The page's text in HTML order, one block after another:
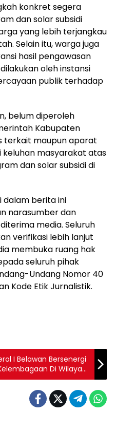
konkret segera
dan solar subsidi
yang lebih terjangkau
Selain itu, warga juga
hasil pengawasan
oleh instansi
publik terhadap
belum diperoleh
Kabupaten
terkait maupun aparat
masyarakat atas
dan solar subsidi di
dalam berita ini
narasumber dan
media. Seluruh
verifikasi lebih lanjut
membuka ruang hak
seluruh pihak
Undang Nomor 40
Kode Etik Jurnalistik.
I Belawan Bersenergi